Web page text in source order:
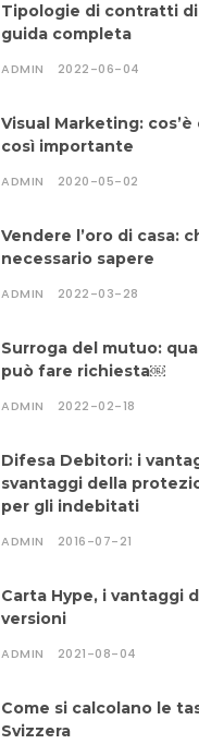
Tipologie di contratti di
guida completa
ADMIN 2022-06-04
Visual Marketing:
così importante
ADMIN 2020-05-02
Vendere l’oro di casa:
necessario sapere
ADMIN 2022-03-28
Surroga del mutuo:
può fare richiesta￼
ADMIN 2022-02-18
Difesa Debitori: i
svantaggi della
per gli indebitati
ADMIN 2016-07-21
Carta Hype, i vantaggi
versioni
ADMIN 2021-08-04
Come si calcolano le
Svizzera